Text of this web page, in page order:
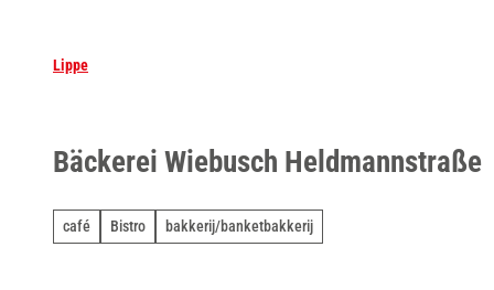
Lippe
Bäckerei Wiebusch Heldmannstraße
café Bistro bakkerij/banketbakkerij